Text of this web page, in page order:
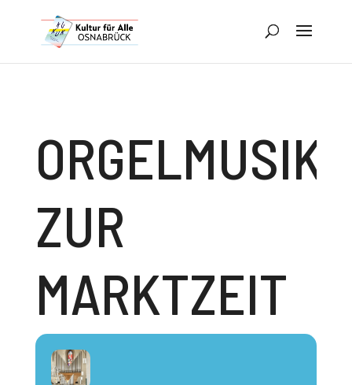
ORGELMUSIK
ZUR
MARKTZEIT